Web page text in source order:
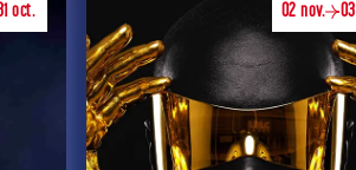
oct. 02 nov. 03